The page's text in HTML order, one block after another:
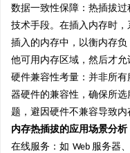
数据一致性保障：热插拔
技术手段。在插入内存时
插入的内存中，以衡内存
他可用内存区域，然后才允
硬件兼容性考量：并非所
器硬件的兼容性，确保所
题，避因硬件不兼容导致
内存热插拔的应用场景分析
在线服务：如 Web 服务器